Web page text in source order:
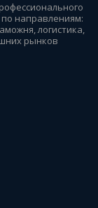
направлениям:
логистика,
рынков